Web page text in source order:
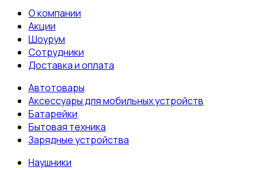
О компании
Акции
Шоурум
Сотрудники
Доставка и оплата
Автотовары
Аксессуары для мобильных устройств
Батарейки
Бытовая техника
Зарядные устройства
Наушники